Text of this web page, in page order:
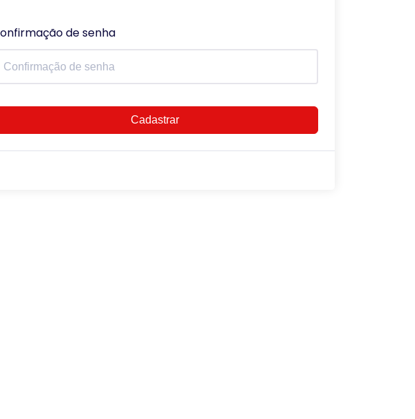
de senha
Cadastrar